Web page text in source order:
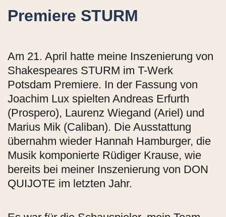
Premiere STURM
Am 21. April hatte meine Inszenierung von
Shakespeares STURM im T-Werk
Potsdam Premiere. In der Fassung von
Joachim Lux spielten Andreas Erfurth
(Prospero), Laurenz Wiegand (Ariel) und
Marius Mik (Caliban). Die Ausstattung
übernahm wieder Hannah Hamburger, die
Musik komponierte Rüdiger Krause, wie
bereits bei meiner Inszenierung von DON
QUIJOTE im letzten Jahr.